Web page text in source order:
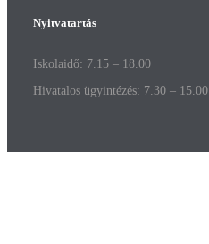
Nyitvatartás
Iskolaidő: 7.15 – 18.00
Hivatalos ügyintézés: 7.30 – 15.00